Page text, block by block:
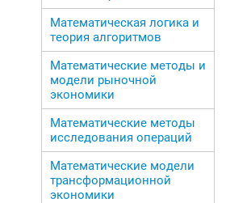
Математическая логика и
теория алгоритмов
Математические методы и
модели рыночной
экономики
Математические методы
исследования операций
Математические модели
трансформационной
экономики